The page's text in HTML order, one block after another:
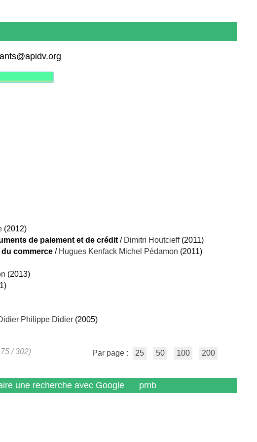
(2012)
de paiement et de crédit / Dimitri Houtcieff(2011)
commerce / Hugues Kenfack Michel Pédamon (2011)
(2013)
Philippe Didier (2005)
/ 302) Par page : 25 50 100 200
une recherche avec Google pmb